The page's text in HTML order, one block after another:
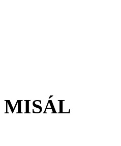
MISÁL